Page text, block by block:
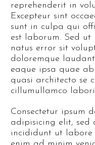
reprehenderit in
Excepteur sint
sunt in culpa qui
est laborum. Sed ut
natus error sit
doloremque
eaque ipsa quae
quasi architecto se
cillumullamco
Consectetur ipsum
adipisicing elit, sed
incididunt ut